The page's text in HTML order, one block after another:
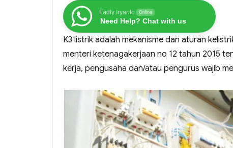
Fadly Iryanto Online
Need Help? Chat with us
K3 listrik adalah mekanisme dan aturan
menteri ketenagakerjaan no 12 tahun 2015
kerja, pengusaha dan/atau pengurus wajib